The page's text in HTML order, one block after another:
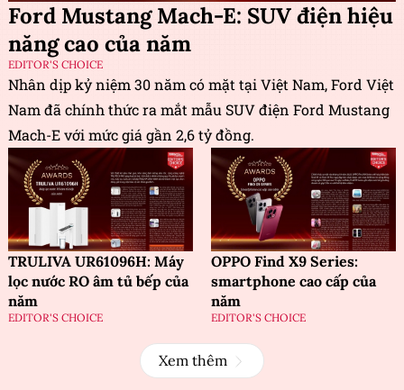
Ford Mustang Mach-E: SUV điện hiệu
năng cao của năm
EDITOR'S CHOICE
Nhân dịp kỷ niệm 30 năm có mặt tại Việt Nam, Ford Việt
Nam đã chính thức ra mắt mẫu SUV điện Ford Mustang
Mach-E với mức giá gần 2,6 tỷ đồng.
TRULIVA UR61096H: Máy
lọc nước RO âm tủ bếp của
năm
EDITOR'S CHOICE
OPPO Find X9 Series:
smartphone cao cấp của
năm
EDITOR'S CHOICE
Xem thêm